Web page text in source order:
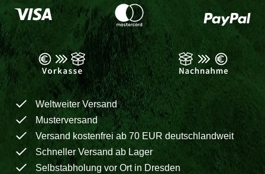
Weltweiter Versand
Musterversand
Versand kostenfrei ab 70 EUR deutschlandweit
Schneller Versand ab Lager
Selbstabholung vor Ort in Dresden